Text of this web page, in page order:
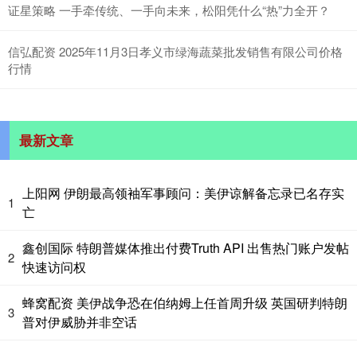
证星策略 一手牵传统、一手向未来，松阳凭什么“热”力全开？
信弘配资 2025年11月3日孝义市绿海蔬菜批发销售有限公司价格
行情
最新文章
1
上阳网 伊朗最高领袖军事顾问：美伊谅解备忘录已名存实
亡
2
鑫创国际 特朗普媒体推出付费Truth API 出售热门账户发帖
快速访问权
3
蜂窝配资 美伊战争恐在伯纳姆上任首周升级 英国研判特朗
普对伊威胁并非空话